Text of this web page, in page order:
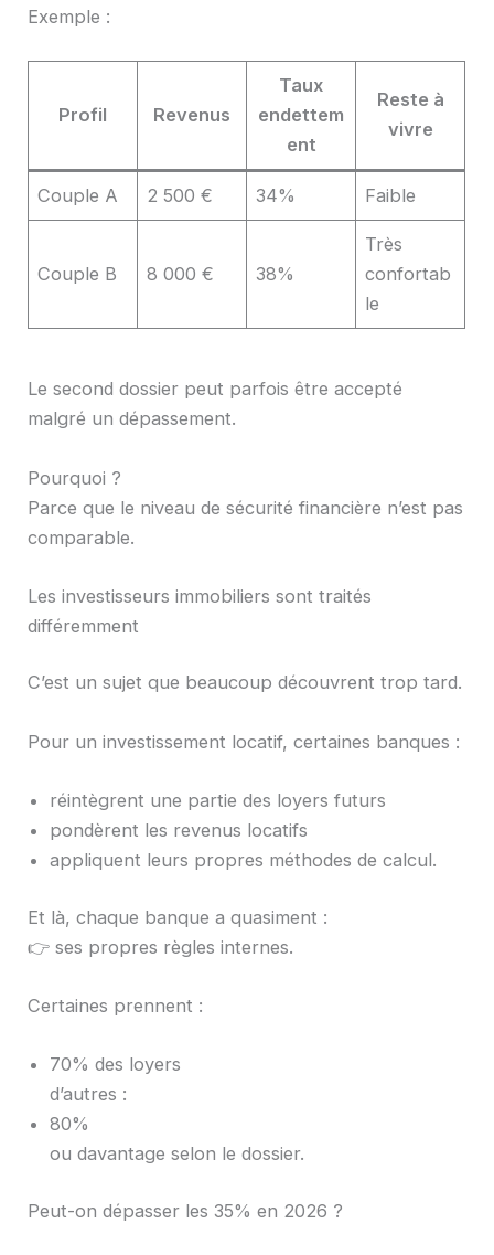
Exemple :
Profil Revenus
Taux
endettem
ent
Reste à
vivre
Couple A 2 500 € 34% Faible
Couple B 8 000 € 38%
Très
confortab
le
Le second dossier peut parfois être accepté
malgré un dépassement.
Pourquoi ?
Parce que le niveau de sécurité financière n’est pas
comparable.
Les investisseurs immobiliers sont traités
différemment
C’est un sujet que beaucoup découvrent trop tard.
Pour un investissement locatif, certaines banques :
réintègrent une partie des loyers futurs
pondèrent les revenus locatifs
appliquent leurs propres méthodes de calcul.
Et là, chaque banque a quasiment :
👉 ses propres règles internes.
Certaines prennent :
70% des loyers
d’autres :
80%
ou davantage selon le dossier.
Peut-on dépasser les 35% en 2026 ?